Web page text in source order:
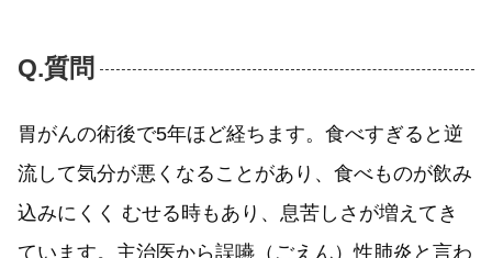
Q.質問
胃がんの術後で5年ほど経ちます。食べすぎると逆
流して気分が悪くなることがあり、食べものが飲み
込みにくく むせる時もあり、息苦しさが増えてき
ています。主治医から誤嚥（ごえん）性肺炎と言わ